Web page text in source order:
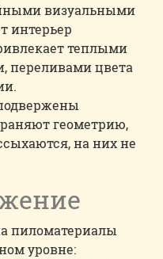
визуальными
интерьер
теплыми
переливами цвета
геометрию,
на них не
пиломатериалы
уровне: